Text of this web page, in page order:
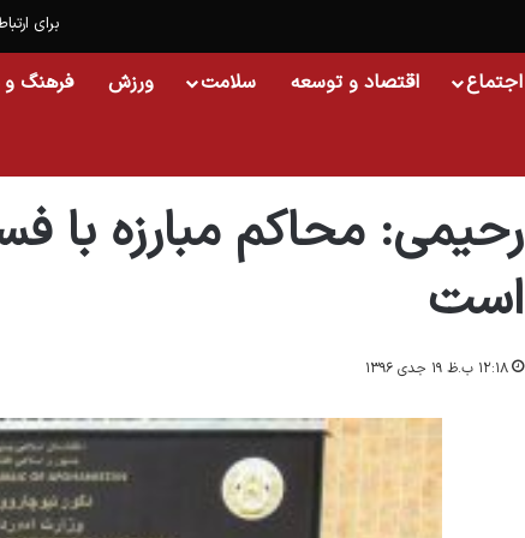
برای
اجتماع اقتصاد و توسعه سلامت ورزش فرهنگ و
رحیمی: محاکم مبارزه با
است
۱۲:۱۸ ب.ظ ۱۹ جدی ۱۳۹۶